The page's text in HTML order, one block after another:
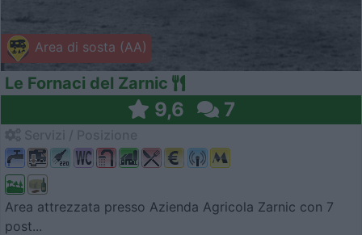
Area di sosta (AA)
Le Fornaci del Zarnic
9,6 7
Area attrezzata presso Azienda Agricola Zarnic con 7
post...